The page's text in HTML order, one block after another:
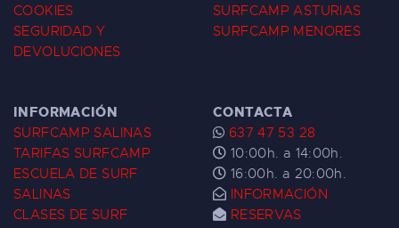
COOKIES
SEGURIDAD Y
DEVOLUCIONES
SURFCAMP ASTURIAS
SURFCAMP MENORES
INFORMACIÓN
SURFCAMP SALINAS
TARIFAS SURFCAMP
ESCUELA DE SURF
SALINAS
CLASES DE SURF
CONTACTA
637 47 53 28
10:00h. a 14:00h.
16:00h. a 20:00h.
INFORMACIÓN
RESERVAS